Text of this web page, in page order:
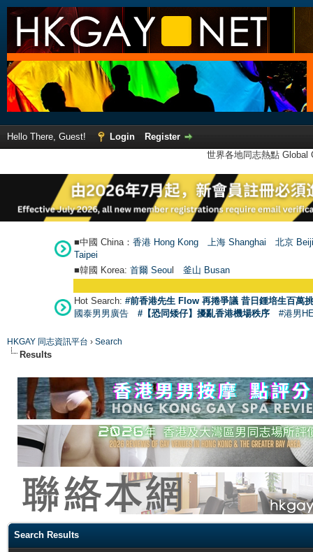
Hello There, Guest! Login
Register
世界各地同志熱點
■中國 China： 香港 Hong Kong 上海 Shanghai
北京
Taipei
■韓國 Korea: 首爾 Seoul 釜山 Busan
Hot Search: #前香港先生 Flow 再捲爭議 昔日鍾培生百萬
國泰男男廣告
#【恐同矮仔】擾亂香港機場秩序 #港男
HKGAY 同志資訊平台 › Search
Results
Search Results